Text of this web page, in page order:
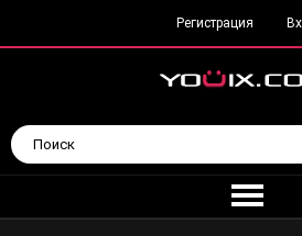
Регистрация